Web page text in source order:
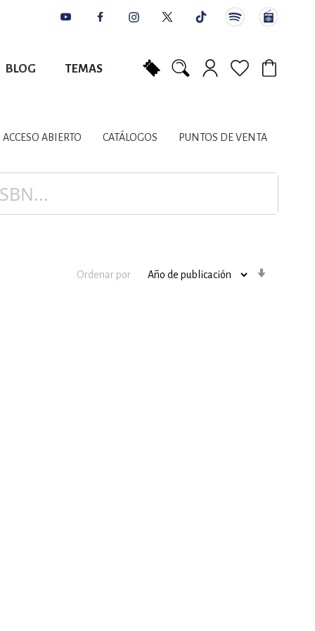
BLOG TEMAS
LITERARIOS
PLANIFICACIÓN
ACCESO ABIERTO CATÁLOGOS PUNTOS DE VENTA
Ordenar por